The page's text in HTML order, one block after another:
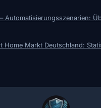
Automatisierungsszenarien:
Home Markt Deutschland: